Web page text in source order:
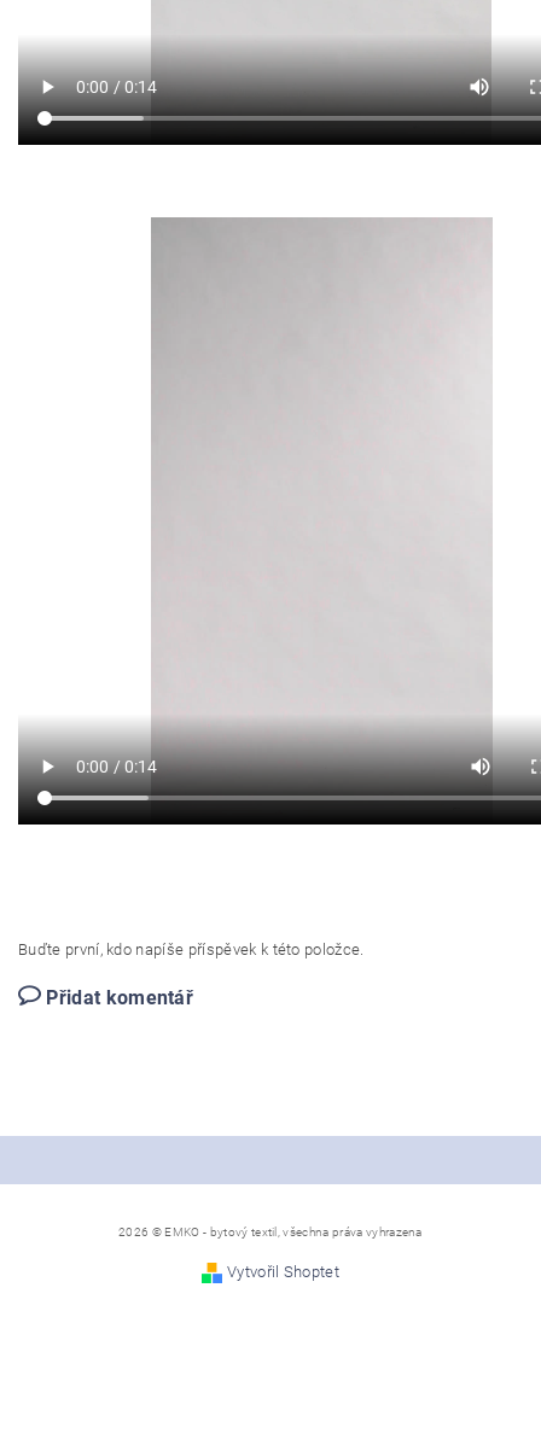
Buďte první, kdo napíše příspěvek k této položce.
Přidat komentář
2026 © EMKO - bytový textil, všechna práva vyhrazena
Vytvořil Shoptet